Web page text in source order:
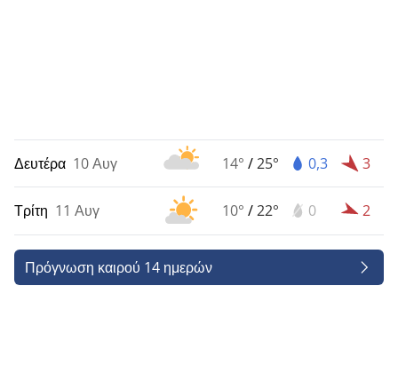
Δευτέρα 10 Αυγ 14° /25° 0,3 3
Τρίτη 11 Αυγ 10° /22° 0 2
Πρόγνωση καιρού 14 ημερών